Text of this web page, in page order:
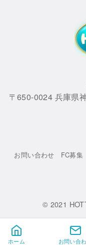
〒650-0024 兵庫県
お問い合わせ FC募集
© 2021
ホーム お問い合